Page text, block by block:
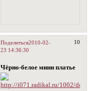
Поделиться 10
2010-02-
23 14:36:30
Чёрно-белое мини платье